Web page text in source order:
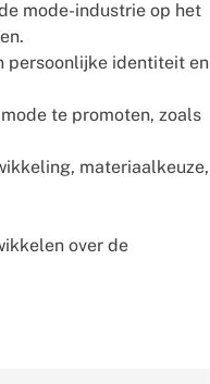
mode-industrie op het
persoonlijke identiteit en
te promoten, zoals
materiaalkeuze,
over de